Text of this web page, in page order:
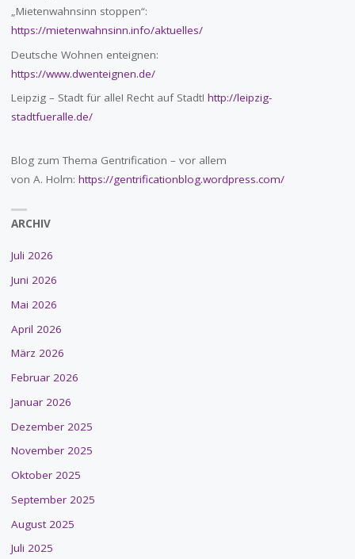
„Mietenwahnsinn stoppen“:
https://mietenwahnsinn.info/aktuelles/
Deutsche Wohnen enteignen:
https://www.dwenteignen.de/
Leipzig – Stadt für alle! Recht auf Stadt! http://leipzig-
stadtfueralle.de/
Blog zum Thema Gentrification – vor allem
von A. Holm: https://gentrificationblog.wordpress.com/
ARCHIV
Juli 2026
Juni 2026
Mai 2026
April 2026
März 2026
Februar 2026
Januar 2026
Dezember 2025
November 2025
Oktober 2025
September 2025
August 2025
Juli 2025